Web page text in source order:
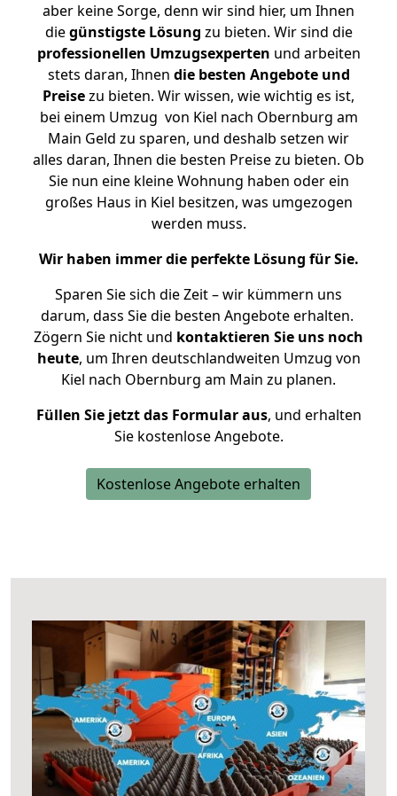
aber keine Sorge, denn wir sind hier, um Ihnen
diegünstigste Lösung zu bieten. Wir sind die
professionellen Umzugsexperten und arbeiten
stets daran, Ihnen die besten Angebote und
Preisezu bieten. Wir wissen, wie wichtig es ist,
bei einem Umzug von Kiel nach Obernburg am
Main Geld zu sparen, und deshalb setzen wir
alles daran, Ihnen die besten Preise zu bieten. Ob
Sie nun eine kleine Wohnung haben oder ein
großes Haus in Kiel besitzen, was umgezogen
werden muss.
Wir haben immer die perfekte Lösung für Sie.
Sparen Sie sich die Zeit – wir kümmern uns
darum, dass Sie die besten Angebote erhalten.
Zögern Sie nicht und kontaktieren Sie uns noch
heute, um Ihren deutschlandweiten Umzug von
Kiel nach Obernburg am Main zu planen.
Füllen Sie jetzt das Formular aus, und erhalten
Sie kostenlose Angebote.
Kostenlose Angebote erhalten